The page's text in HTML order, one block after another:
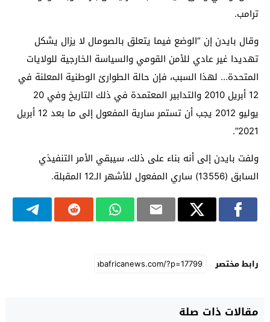
ترامب.
وقال بايدن إن “الوضع فيما يتعلق بالصومال لا يزال يشكل
تهديدا غير عادي للأمن القومي والسياسة الخارجية للولايات
المتحدة… لهذا السبب، فإن حالة الطوارئ الوطنية المعلنة في
12 أبريل 2010 والتدابير المعتمدة في ذلك التاريخ وفي 20
يوليو 2012 يجب أن تستمر سارية المفعول إلى ما بعد 12 أبريل
2021”.
ولفت بايدن إلى أنه بناء على ذلك، سيبقي الأمر التنفيذي
السابق (13556) ساري المفعول للأشهر الـ12 المقبلة.
رابط مختصر
مقالات ذات صلة